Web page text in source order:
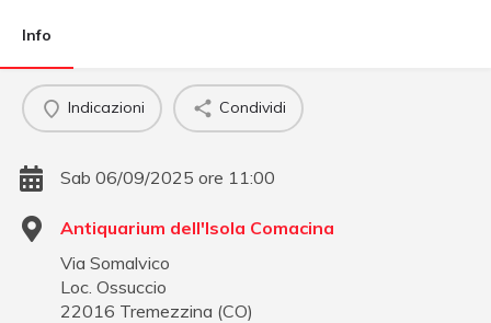
Info
Indicazioni Condividi
Sab 06/09/2025 ore 11:00
Antiquarium dell'Isola Comacina
Via Somalvico
Loc. Ossuccio
22016 Tremezzina (CO)